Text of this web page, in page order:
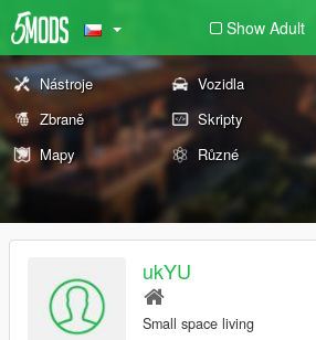
Show Adult
Nástroje Vozidla
Zbraně
Skripty
Mapy
Různé
ukYU
Small space living